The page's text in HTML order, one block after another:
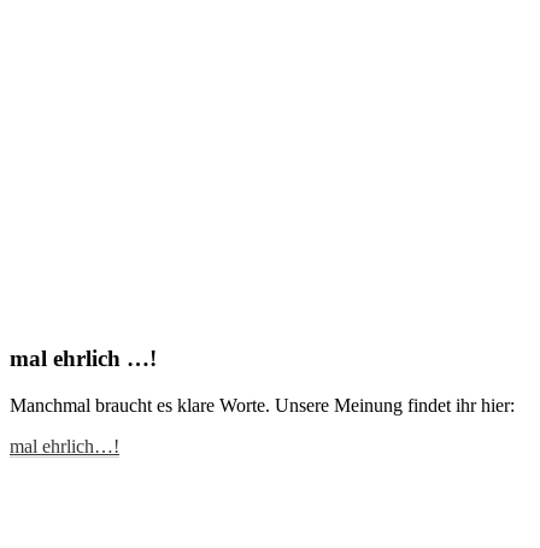
mal ehrlich …!
Manchmal braucht es klare Worte. Unsere Meinung findet ihr hier:
mal ehrlich…!